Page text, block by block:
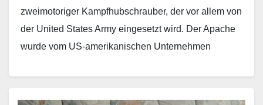
zweimotoriger Kampfhubschrauber, der vor allem von
der United States Army eingesetzt wird. Der Apache
wurde vom US-amerikanischen Unternehmen